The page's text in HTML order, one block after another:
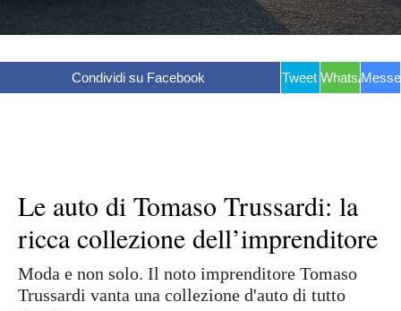
Condividi su Facebook Tweet WhatsApp
Le auto di Tomaso Trussardi: la
ricca collezione dell’imprenditore
Moda e non solo. Il noto imprenditore Tomaso
Trussardi vanta una collezione d'auto di tutto